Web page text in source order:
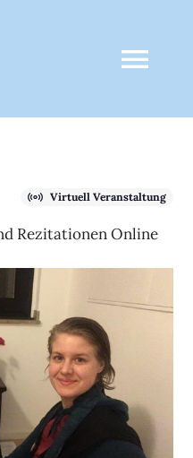
Virtuell Veranstaltung
Rezitationen Online